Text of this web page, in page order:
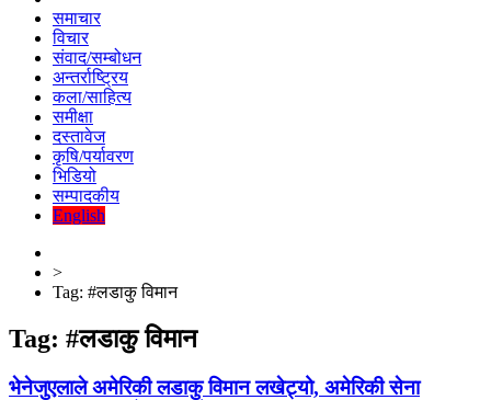
समाचार
विचार
संवाद/सम्बोधन
अन्तर्राष्ट्रिय
कला/साहित्य
समीक्षा
दस्तावेज
कृषि/पर्यावरण
भिडियो
सम्पादकीय
English
>
Tag: #लडाकु विमान
Tag: #लडाकु विमान
भेनेजुएलाले अमेरिकी लडाकु विमान लखेट्यो, अमेरिकी सेना